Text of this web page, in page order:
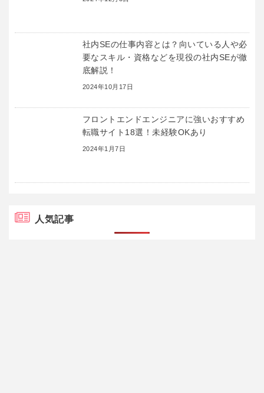
社内SEの仕事内容とは？向いている人や必
要なスキル・資格などを現役の社内SEが徹
底解説！
2024年10月17日
フロントエンドエンジニアに強いおすすめ
転職サイト18選！未経験OKあり
2024年1月7日
人気記事